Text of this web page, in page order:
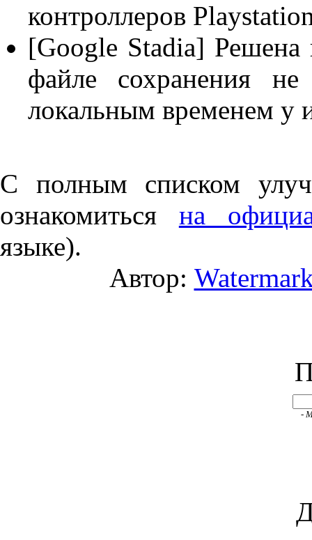
контроллеров
[Google Stadia] Решена
файле сохранения не
локальным временем у
С полным списком
ознакомиться на
языке).
Автор:
-